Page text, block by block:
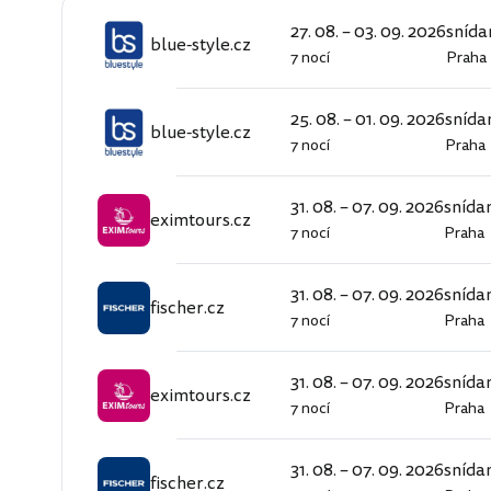
style.cz
blue-style.cz 27. 08. – 03. 09. 2026
7 nocí Praha
style.cz
blue-style.cz 25. 08. – 01. 09. 2026
7 nocí Praha
eximtours.cz
eximtours.cz 31. 08. – 07. 09. 2026
7 nocí Praha
fischer.cz 31. 08. – 07. 09. 2026
7 nocí Praha
eximtours.cz
eximtours.cz 31. 08. – 07. 09. 2026
7 nocí Praha
fischer.cz 31. 08. – 07. 09. 2026